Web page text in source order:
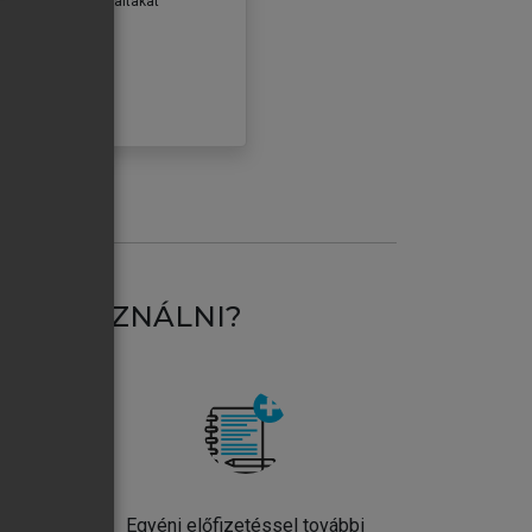
HASZNÁLNI?
Egyéni előfizetéssel további